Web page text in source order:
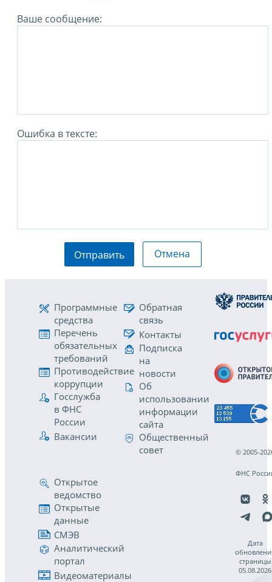
Ваше сообщение:
Ошибка в тексте:
Отправить Отмена
Программные
средства
Перечень
обязательных
требований
Противодействие
коррупции
Госслужба
в ФНС
России
Вакансии
Обратная
связь
Контакты
Подписка
на
новости
Об
использовании
информации
сайта
Общественный
совет
Открытое
ведомство
Открытые
данные
СМЭВ
Аналитический
портал
Видеоматериалы
© 2005-
ФНС
Дата
страницы
05.08.2026